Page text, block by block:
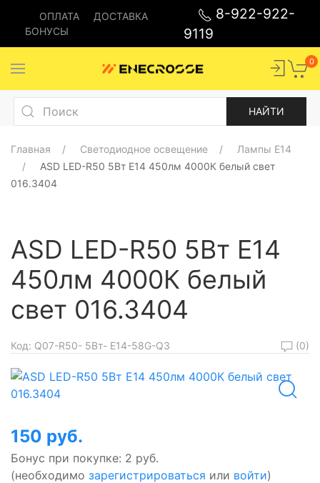
ОПЛАТА
ДОСТАВКА
БОНУСЫ
8-922-922-
9119
0
Главная Светодиодное освещение
Лампы E14
ASD LED-R50 5Bт E14 450лм 4000К белый свет
016.3404
ASD LED-R50 5Bт E14
450лм 4000К белый
свет 016.3404
Код: Q07-R50- 5Bт- E14-58G-Q3 (0)
150 руб.
Бонус при покупке: 2 руб.
(необходимо зарегистрироваться или войти)